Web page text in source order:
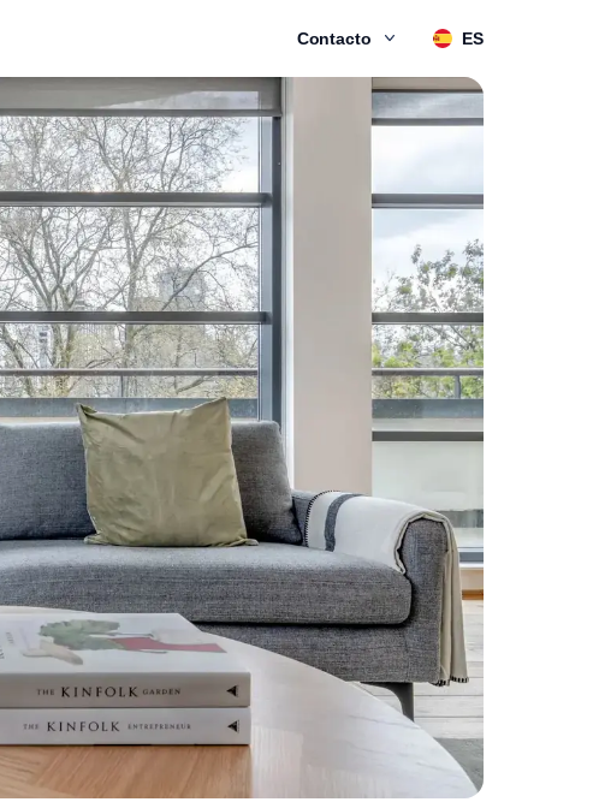
Contacto ES